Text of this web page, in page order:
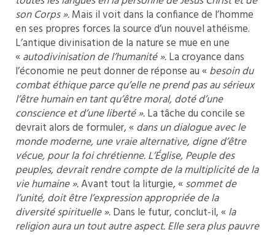
son Corps ».Mais il voit dans la confiance de l’homme
en ses propres forces la source d’un nouvel athéisme.
L’antique divinisation de la nature se mue en une
«autodivinisation de l’humanité ».La croyance dans
l’économie ne peut donner de réponse au «besoin du
combat éthique parce qu’elle neprend pas au sérieux
l’être humain en tant qu’être moral, doté d’une
conscience et d’une liberté ».La tâche du concile se
devrait alors de formuler, «dans un dialogue avec le
monde moderne, une vraie alternative, digne d’être
vécue, pour la foi chrétienne. L’Église, Peuple des
peuples, devrait rendre compte de la multiplicité de la
vie humaine ».Avant tout la liturgie, «sommet de
l’unité, doit être l’expression appropriée de la
diversité spirituelle».Dans le futur, conclut-il, «la
religion aura un tout autre aspect. Elle sera plus pauvre